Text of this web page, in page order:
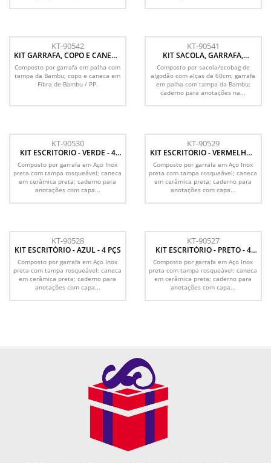
KT-90542
KIT GARRAFA, COPO E CANECA
- 3 PÇS
Composto por garrafa em palha com
tampa da Bambu; copo e caneca em
Fibra de Bambu / PP.
KT-90541
KIT SACOLA, GARRAFA,
CADERNO E CANETA - 4 PÇS
Composto por sacola/ecobag de
algodão com alças de 60cm; garrafa
em palha com tampa da Bambu;
caderno para anotações na...
KT-90530
KIT ESCRITÓRIO - VERDE - 4
Composto por garrafa em Aço Inox
preta com tampa rosqueável; caneca
em cerâmica preta; caderno para
anotações com capa...
KT-90529
KIT ESCRITÓRIO - VERMELHO -
4 PÇS
Composto por garrafa em Aço Inox
preta com tampa rosqueável; caneca
em cerâmica preta; caderno para
anotações com capa...
KT-90528
KIT ESCRITÓRIO - AZUL - 4 PÇS
Composto por garrafa em Aço Inox
preta com tampa rosqueável; caneca
em cerâmica preta; caderno para
anotações com capa...
KT-90527
KIT ESCRITÓRIO - PRETO - 4
Composto por garrafa em Aço Inox
preta com tampa rosqueável; caneca
em cerâmica preta; caderno para
anotações com capa...